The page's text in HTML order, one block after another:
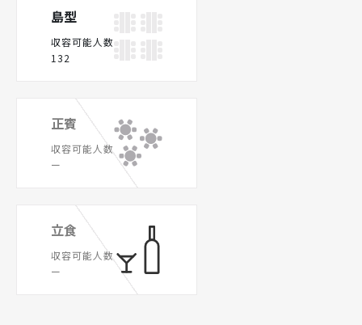
島型
収容可能人数
132
正賓
収容可能人数
ー
立食
収容可能人数
ー